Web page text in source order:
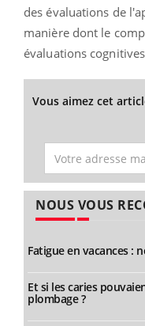
des évaluations de
manière dont le
évaluations
Vous aimez cet
NOUS VOUS
Fatigue en vacances :
Et si les caries
plombage ?